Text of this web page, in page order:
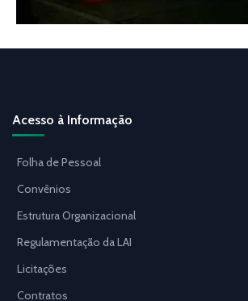
Acesso à Informação
Folha de Pessoal
Convênios
Estrutura Organizacional
Regulamentação da LAI
Licitações
Contratos